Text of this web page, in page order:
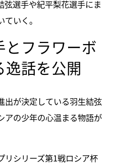
選手や紀平梨花選手にま
いく。
フラワーボ
逸話を公開
出が決定している羽生結弦
アの少年の心温まる物語が
リシリーズ第1戦ロシア杯